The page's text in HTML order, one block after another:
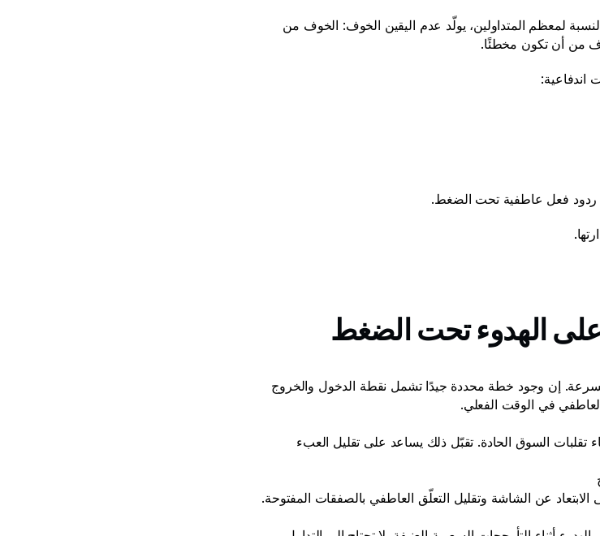
من أن تكون مخطئًا.
اندفاعية:
ردود فعل عاطفية تحت الضغط.
الهدوء تحت الضغط
في الوقت الفعلي.
عن الشاشة وتقليل التعلّق العاطفي بالصفقات المفتوحة.